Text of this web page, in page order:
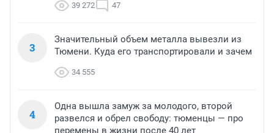
39 272 47
3
Значительный объем металла вывезли из
Тюмени. Куда его транспортировали и зачем
34 555
4
Одна вышла замуж за молодого, второй
развелся и обрел свободу: тюменцы — про
перемены в жизни после 40 лет